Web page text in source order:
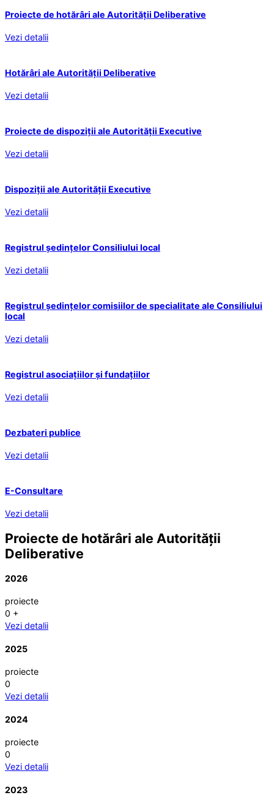
Proiecte de hotărâri ale Autorității Deliberative
Vezi detalii
Hotărâri ale Autorității Deliberative
Vezi detalii
Proiecte de dispoziții ale Autorității Executive
Vezi detalii
Dispoziții ale Autorității Executive
Vezi detalii
Registrul ședințelor Consiliului local
Vezi detalii
Registrul ședințelor comisiilor de specialitate ale Consiliului
local
Vezi detalii
Registrul asociațiilor și fundațiilor
Vezi detalii
Dezbateri publice
Vezi detalii
E-Consultare
Vezi detalii
Proiecte de hotărâri ale Autorității
Deliberative
2026
proiecte
0 +
Vezi detalii
2025
proiecte
0
Vezi detalii
2024
proiecte
0
Vezi detalii
2023